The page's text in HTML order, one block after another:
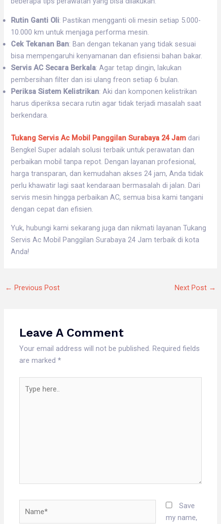
Rutin Ganti Oli: Pastikan mengganti oli mesin setiap 5.000-
10.000 km untuk menjaga performa mesin.
Cek Tekanan Ban: Ban dengan tekanan yang tidak sesuai
bisa mempengaruhi kenyamanan dan efisiensi bahan bakar.
Servis AC Secara Berkala: Agar tetap dingin, lakukan
pembersihan filter dan isi ulang freon setiap 6 bulan.
Periksa Sistem Kelistrikan: Aki dan komponen kelistrikan
harus diperiksa secara rutin agar tidak terjadi masalah saat
berkendara.
Tukang Servis Ac Mobil Panggilan Surabaya 24 Jam dari
Bengkel Super adalah solusi terbaik untuk perawatan dan
perbaikan mobil tanpa repot. Dengan layanan profesional,
harga transparan, dan kemudahan akses 24 jam, Anda tidak
perlu khawatir lagi saat kendaraan bermasalah di jalan. Dari
servis mesin hingga perbaikan AC, semua bisa kami tangani
dengan cepat dan efisien.
Yuk, hubungi kami sekarang juga dan nikmati layanan Tukang
Servis Ac Mobil Panggilan Surabaya 24 Jam terbaik di kota
Anda!
← Previous Post Next Post →
Leave A Comment
Your email address will not be published. Required fields
are marked*
here..
Save
my name,